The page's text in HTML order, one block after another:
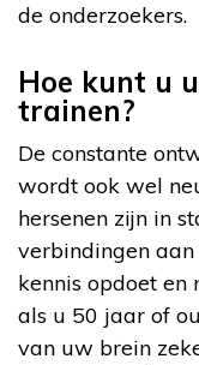
de onderzoekers.
Hoe kunt u
trainen?
De constante
wordt ook wel
hersenen zijn in
verbindingen
kennis opdoet
als u 50 jaar of
van uw brein